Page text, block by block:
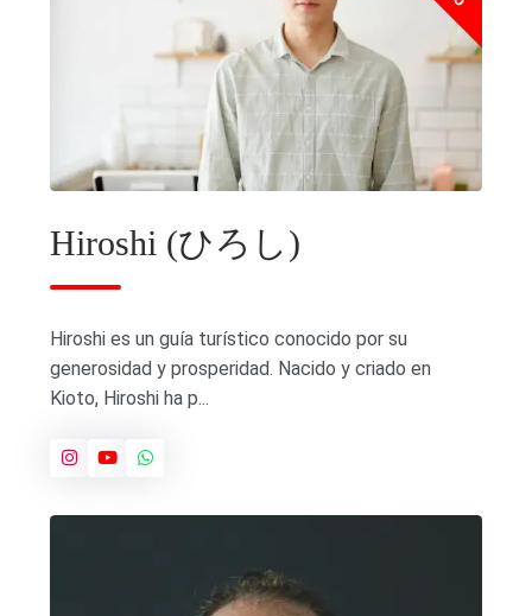
Hiroshi (ひろし)
Hiroshi es un guía turístico conocido por su
generosidad y prosperidad. Nacido y criado en
Kioto, Hiroshi ha p...